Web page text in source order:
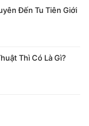
Đến Tu Tiên Giới
Thì Có Là Gì?